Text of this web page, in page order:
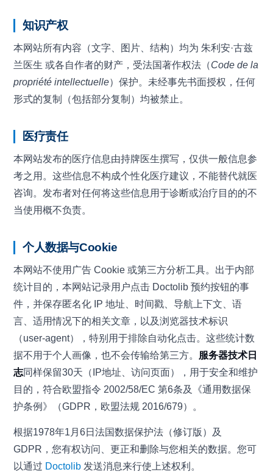
知识产权
本网站所有内容（文字、图片、结构）均为 朱利安·古兹
兰医生 或各自作者的财产，受法国著作权法（Code de la
propriété intellectuelle）保护。未经事先书面授权，任何
形式的复制（包括部分复制）均被禁止。
医疗责任
本网站发布的医疗信息由持牌医生撰写，仅供一般信息参
考之用。这些信息不构成个性化医疗建议，不能替代就医
咨询。发布者对任何将这些信息用于诊断或治疗目的的不
当使用概不负责。
个人数据与Cookie
本网站不使用广告 Cookie 或第三方分析工具。出于内部
统计目的，本网站记录用户点击 Doctolib 预约按钮的事
件，并保存匿名化 IP 地址、时间戳、导航上下文、语
言、适用情况下的相关文章，以及浏览器技术标识
（user-agent），特别用于排除自动化点击。这些统计数
据不用于个人画像，也不会传输给第三方。 服务器技术日
志同样保留30天（IP地址、访问页面），用于安全和维护
目的，符合欧盟指令 2002/58/EC 第6条及《通用数据保
护条例》（GDPR，欧盟法规 2016/679）。
根据1978年1月6日法国数据保护法（修订版）及
GDPR，您有权访问、更正和删除与您相关的数据。您可
以通过 Doctolib 发送消息来行使上述权利。